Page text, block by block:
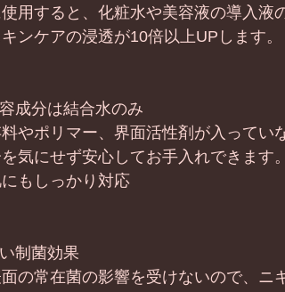
用すると、化粧水や美容液の導入液
ンケアの浸透が10倍以上UPします。
成分は結合水のみ
やポリマー、界面活性剤が入ってい
気にせず安心してお手入れできます
もしっかり対応
制菌効果
の常在菌の影響を受けないので、ニ